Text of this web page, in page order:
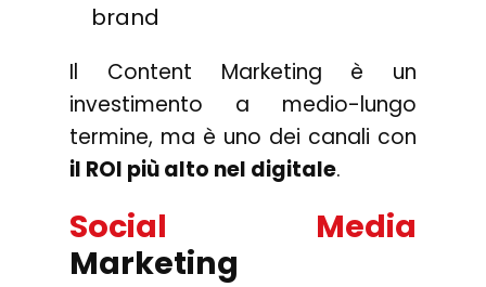
brand
Il Content Marketing è un
investimento a medio-lungo
termine, ma è uno dei canali con
il ROI più alto nel digitale.
Social Media
Marketing